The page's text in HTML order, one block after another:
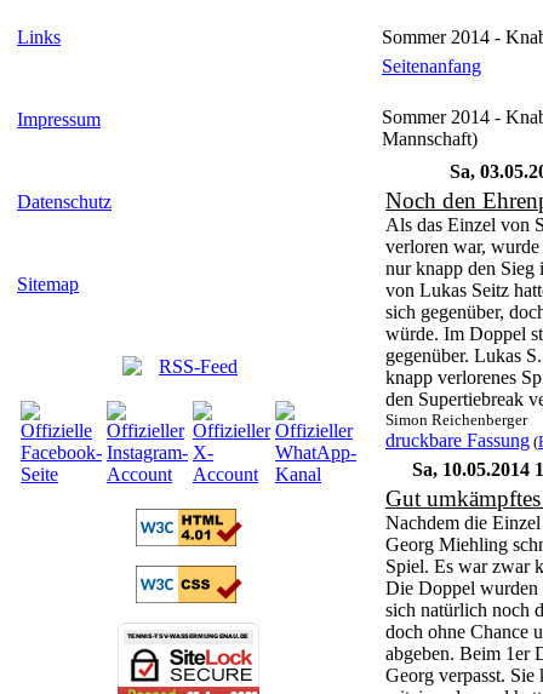
Links
Impressum
Datenschutz
Sitemap
Sommer 2014 -
Seitenanfang
Sommer 2014 -
Mannschaft)
Sa,
Noch den
Als das Einzel von
verloren war,
nur knapp den Sieg
von Lukas Seitz
sich gegenüber,
würde. Im Doppel
gegenüber. Lukas
knapp verlorenes
den Supertiebreak
Simon Reichenberger
druckbare Fassung (
Sa, 10.05.2014
Gut
Nachdem die
Georg Miehling
Spiel. Es war zwar
Die Doppel wurden
sich natürlich noch
doch ohne Chance
abgeben. Beim 1er
Georg verpasst.